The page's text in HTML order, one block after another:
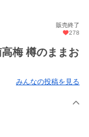
販売終了
278
梅 樽のままお
みんなの投稿を見る